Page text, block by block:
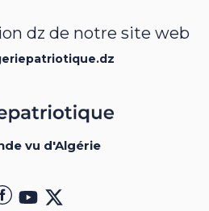
dz de notre site web
vu d'Algérie